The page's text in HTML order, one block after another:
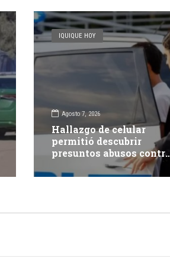
IQUIQUE HOY
Agosto 7, 2026
Hallazgo de celular
permitió descubrir
presuntos abusos
adolescente: dos
fueron detenidos